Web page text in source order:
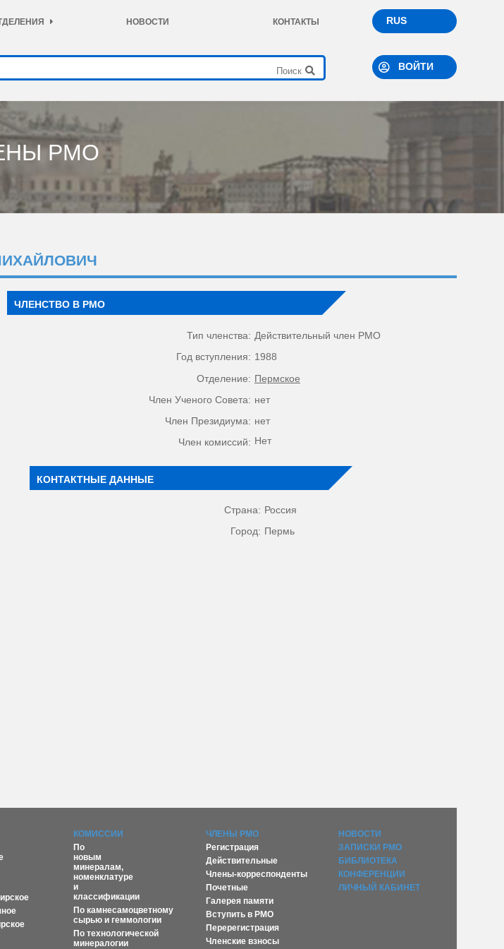
НОВОСТИ КОНТАКТЫ RUS
ВОЙТИ
РМО
ЧЛЕНСТВО В РМО
Тип членства: Действительный член РМО
Год вступления: 1988
Отделение: Пермское
Член Ученого Совета: нет
Член Президиума: нет
Член комиссий: Нет
КОНТАКТНЫЕ ДАННЫЕ
Страна: Россия
Город: Пермь
КОМИССИИ
По
новым
минералам,
номенклатуре
и
классификации
По камнесамоцветному
сырью и геммологии
По технологической
минералогии
ЧЛЕНЫ РМО
Регистрация
Действительные
Члены-корреспонденты
Почетные
Галерея памяти
Вступить в РМО
Перерегистрация
Членские взносы
НОВОСТИ
ЗАПИСКИ РМО
БИБЛИОТЕКА
КОНФЕРЕНЦИИ
ЛИЧНЫЙ КАБИНЕТ